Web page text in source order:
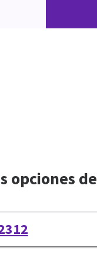
opciones